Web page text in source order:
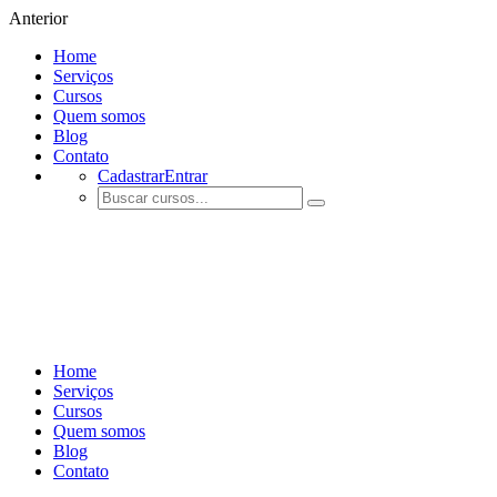
Anterior
Home
Serviços
Cursos
Quem somos
Blog
Contato
CadastrarEntrar
Home
Serviços
Cursos
Quem somos
Blog
Contato